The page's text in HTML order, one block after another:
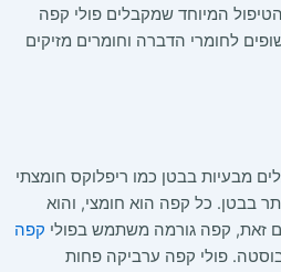
המיוחד שמקבלים פולי קפה
לחומרי הדברה וחומרים מזיקים
מבעיות בבטן כמו ריפלוקס חומצתי
בבטן. כל קפה הוא חומצי, והוא
קפה גורמה משתמש בפולי קפה
פולי קפה ערביקה פחות